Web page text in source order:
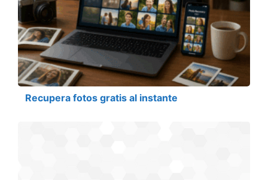
Recupera fotos gratis al instante